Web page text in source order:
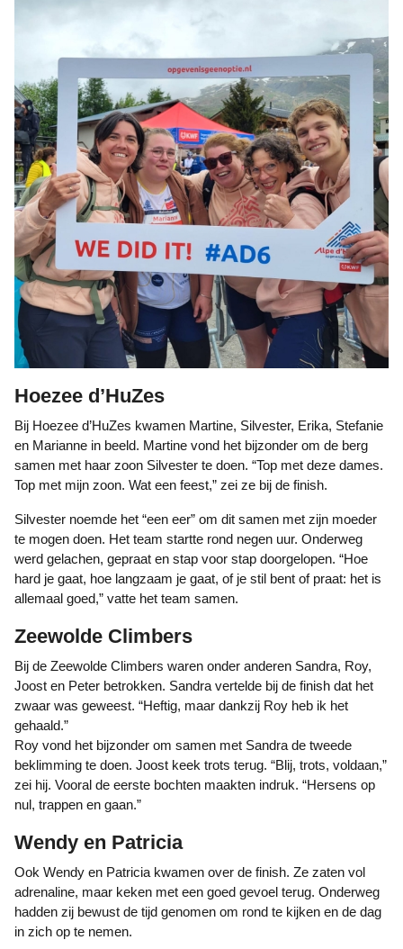
Hoezee d’HuZes
Bij Hoezee d’HuZes kwamen Martine, Silvester, Erika, Stefanie
en Marianne in beeld. Martine vond het bijzonder om de berg
samen met haar zoon Silvester te doen. “Top met deze dames.
Top met mijn zoon. Wat een feest,” zei ze bij de finish.
Silvester noemde het “een eer” om dit samen met zijn moeder
te mogen doen. Het team startte rond negen uur. Onderweg
werd gelachen, gepraat en stap voor stap doorgelopen. “Hoe
hard je gaat, hoe langzaam je gaat, of je stil bent of praat: het is
allemaal goed,” vatte het team samen.
Zeewolde Climbers
Bij de Zeewolde Climbers waren onder anderen Sandra, Roy,
Joost en Peter betrokken. Sandra vertelde bij de finish dat het
zwaar was geweest. “Heftig, maar dankzij Roy heb ik het
gehaald.”
Roy vond het bijzonder om samen met Sandra de tweede
beklimming te doen. Joost keek trots terug. “Blij, trots, voldaan,”
zei hij. Vooral de eerste bochten maakten indruk. “Hersens op
nul, trappen en gaan.”
Wendy en Patricia
Ook Wendy en Patricia kwamen over de finish. Ze zaten vol
adrenaline, maar keken met een goed gevoel terug. Onderweg
hadden zij bewust de tijd genomen om rond te kijken en de dag
in zich op te nemen.